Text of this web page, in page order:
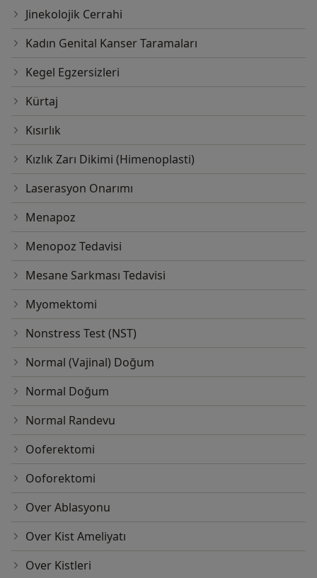
Jinekolojik Cerrahi
Kadın Genital Kanser Taramaları
Kegel Egzersizleri
Kürtaj
Kısırlık
Kızlık Zarı Dikimi (Himenoplasti)
Laserasyon Onarımı
Menapoz
Menopoz Tedavisi
Mesane Sarkması Tedavisi
Myomektomi
Nonstress Test (NST)
Normal (Vajinal) Doğum
Normal Doğum
Normal Randevu
Ooferektomi
Ooforektomi
Over Ablasyonu
Over Kist Ameliyatı
Over Kistleri